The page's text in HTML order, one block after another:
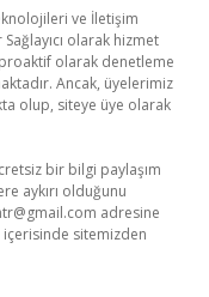
ve İletişim
olarak hizmet
olarak denetleme
Ancak, üyelerimiz
olup, siteye üye olarak
bir bilgi paylaşım
aykırı olduğunu
adresine
sitemizden